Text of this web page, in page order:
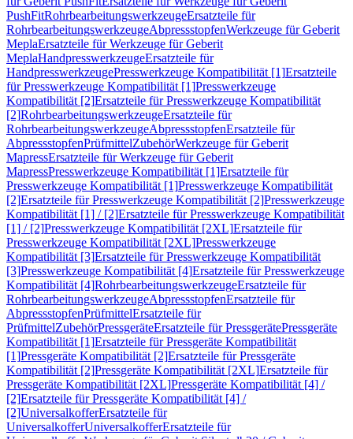
PushFitRohrbearbeitungswerkzeugeErsatzteile für
RohrbearbeitungswerkzeugeAbpressstopfenWerkzeuge für Geberit
MeplaErsatzteile für Werkzeuge für Geberit
MeplaHandpresswerkzeugeErsatzteile für
HandpresswerkzeugePresswerkzeuge Kompatibilität [1]Ersatzteile
für Presswerkzeuge Kompatibilität [1]Presswerkzeuge
Kompatibilität [2]Ersatzteile für Presswerkzeuge Kompatibilität
[2]RohrbearbeitungswerkzeugeErsatzteile für
RohrbearbeitungswerkzeugeAbpressstopfenErsatzteile für
AbpressstopfenPrüfmittelZubehörWerkzeuge für Geberit
MapressErsatzteile für Werkzeuge für Geberit
MapressPresswerkzeuge Kompatibilität [1]Ersatzteile für
Presswerkzeuge Kompatibilität [1]Presswerkzeuge Kompatibilität
[2]Ersatzteile für Presswerkzeuge Kompatibilität [2]Presswerkzeuge
Kompatibilität [1] / [2]Ersatzteile für Presswerkzeuge Kompatibilität
[1] / [2]Presswerkzeuge Kompatibilität [2XL]Ersatzteile für
Presswerkzeuge Kompatibilität [2XL]Presswerkzeuge
Kompatibilität [3]Ersatzteile für Presswerkzeuge Kompatibilität
[3]Presswerkzeuge Kompatibilität [4]Ersatzteile für Presswerkzeuge
Kompatibilität [4]RohrbearbeitungswerkzeugeErsatzteile für
RohrbearbeitungswerkzeugeAbpressstopfenErsatzteile für
AbpressstopfenPrüfmittelErsatzteile für
PrüfmittelZubehörPressgeräteErsatzteile für PressgerätePressgeräte
Kompatibilität [1]Ersatzteile für Pressgeräte Kompatibilität
[1]Pressgeräte Kompatibilität [2]Ersatzteile für Pressgeräte
Kompatibilität [2]Pressgeräte Kompatibilität [2XL]Ersatzteile für
Pressgeräte Kompatibilität [2XL]Pressgeräte Kompatibilität [4] /
[2]Ersatzteile für Pressgeräte Kompatibilität [4] /
[2]UniversalkofferErsatzteile für
UniversalkofferUniversalkofferErsatzteile für